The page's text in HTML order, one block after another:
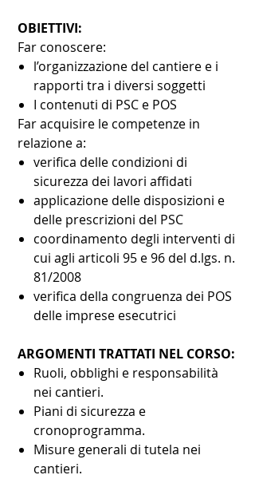
OBIETTIVI:
Far conoscere:
l’organizzazione del cantiere e i
rapporti tra i diversi soggetti
I contenuti di PSC e POS
Far acquisire le competenze in
relazione a:
verifica delle condizioni di
sicurezza dei lavori affidati
applicazione delle disposizioni e
delle prescrizioni del PSC
coordinamento degli interventi di
cui agli articoli 95 e 96 del d.lgs. n.
81/2008
verifica della congruenza dei POS
delle imprese esecutrici
ARGOMENTI TRATTATI NEL CORSO:
Ruoli, obblighi e responsabilità
nei cantieri.
Piani di sicurezza e
cronoprogramma.
Misure generali di tutela nei
cantieri.